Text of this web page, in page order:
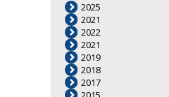
2025
2021
2022
2021
2019
2018
2017